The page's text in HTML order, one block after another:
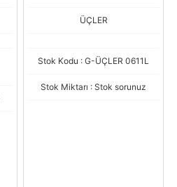
ÜÇLER
Stok Kodu : G-ÜÇLER 0611L
Stok Miktarı : Stok sorunuz